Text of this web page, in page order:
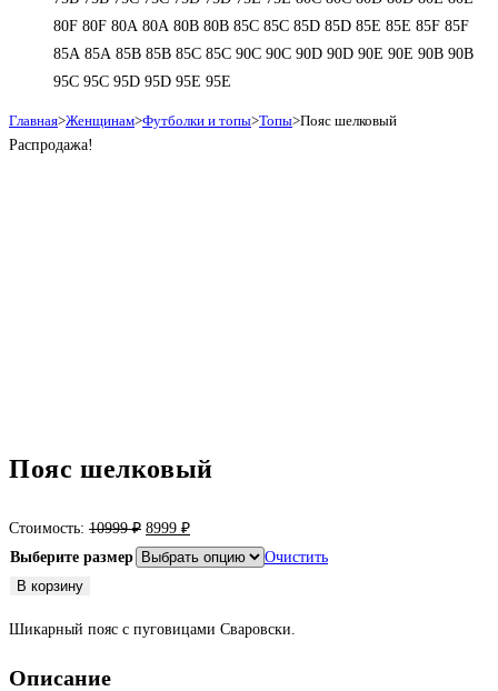
80F 80F 80А 80А 80В 80В 85C 85C 85D 85D 85E 85E 85F 85F
85А 85А 85В 85В 85С 85С 90C 90C 90D 90D 90E 90E 90В 90В
95C 95C 95D 95D 95E 95E
Главная>Женщинам>Футболки и топы>Топы>Пояс шелковый
Распродажа!
Пояс шелковый
Стоимость: 10999₽ Первоначальная
цена
8999 ₽Текущая
цена:
Выберите размер
Очистить
Количество
шелковый
В корзину
Шикарный пояс с пуговицами Сваровски.
Описание